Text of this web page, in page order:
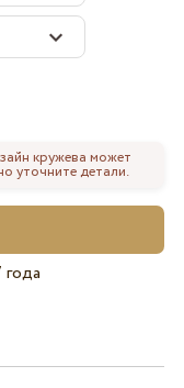
кружева может
уточните детали.